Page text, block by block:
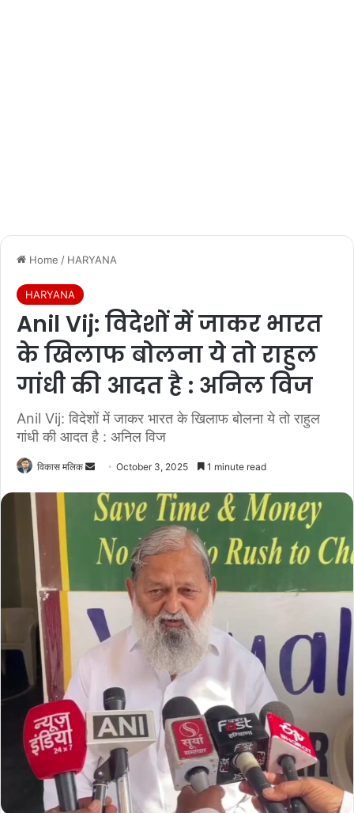
Home / HARYANA
HARYANA
Anil Vij: विदेशों में जाकर भारत
के खिलाफ बोलना ये तो राहुल
गांधी की आदत है : अनिल विज
Anil Vij: विदेशों में जाकर भारत के खिलाफ बोलना ये तो राहुल
गांधी की आदत है : अनिल विज
विकास मलिक
n
d
a
n
i
October 3, 2025 1 minute read